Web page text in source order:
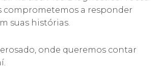
a responder
suas histórias.
onde queremos contar